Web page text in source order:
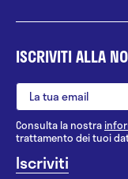
ISCRIVITI ALLA
Consulta la nostra
trattamento dei tuoi